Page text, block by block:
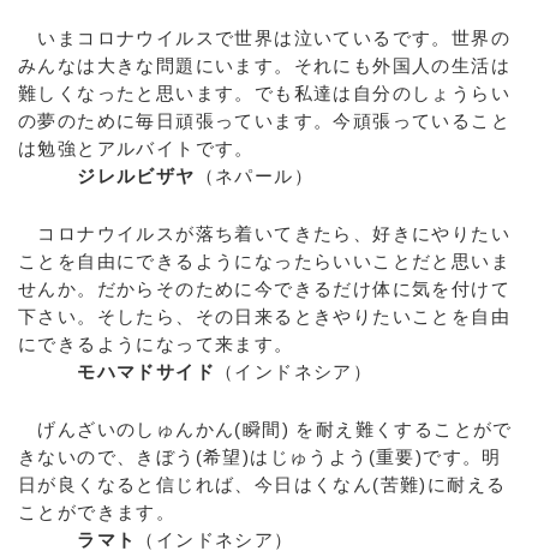
いまコロナウイルスで世界は泣いているです。世界の
みんなは大きな問題にいます。それにも外国人の生活は
難しくなったと思います。でも私達は自分のしょうらい
の夢のために毎日頑張っています。今頑張っていること
は勉強とアルバイトです。
ジレルビザヤ （ネパール）
コロナウイルスが落ち着いてきたら、好きにやりたい
ことを自由にできるようになったらいいことだと思いま
せんか。だからそのために今できるだけ体に気を付けて
下さい。そしたら、その日来るときやりたいことを自由
にできるようになって来ます。
モハマドサイド
（インドネシア）
げんざいのしゅんかん(瞬間) を耐え難くすることがで
きないので、きぼう(希望)はじゅうよう(重要)です。明
日が良くなると信じれば、今日はくなん(苦難)に耐える
ことができます。
ラマト
（インドネシア）